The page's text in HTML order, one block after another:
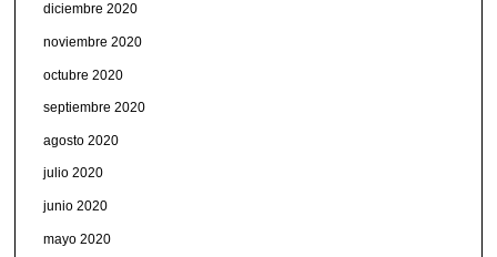
diciembre 2020
noviembre 2020
octubre 2020
septiembre 2020
agosto 2020
julio 2020
junio 2020
mayo 2020